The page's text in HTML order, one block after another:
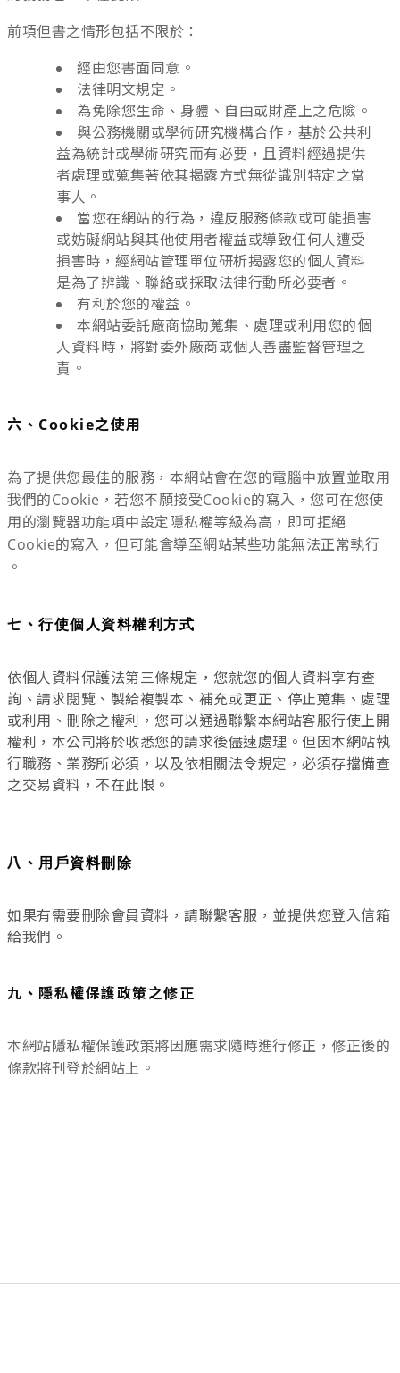
前項但書之情形包括不限於：
經由您書面同意。
法律明文規定。
為免除您生命、身體、自由或財產上之危險。
與公務機關或學術研究機構合作，基於公共利
益為統計或學術研究而有必要，且資料經過提供
者處理或蒐集著依其揭露方式無從識別特定之當
事人。
當您在網站的行為，違反服務條款或可能損害
或妨礙網站與其他使用者權益或導致任何人遭受
損害時，經網站管理單位研析揭露您的個人資料
是為了辨識、聯絡或採取法律行動所必要者。
有利於您的權益。
本網站委託廠商協助蒐集、處理或利用您的個
人資料時，將對委外廠商或個人善盡監督管理之
責。
六、Cookie之使用
為了提供您最佳的服務，本網站會在您的電腦中放置並取用
我們的Cookie，若您不願接受Cookie的寫入，您可在您使
用的瀏覽器功能項中設定隱私權等級為高，即可拒絕
Cookie的寫入，但可能會導至網站某些功能無法正常執行
。
七、 行使個人資料權利方式
依個人資料保護法第三條規定，您就您的個人資料享有查
詢、請求閱覽、製給複製本、補充或更正、停止蒐集、處理
或利用、刪除之權利，您可以通過聯繫本網站客服行使上開
權利，本公司將於收悉您的請求後儘速處理。但因本網站執
行職務、業務所必須，以及依相關法令規定，必須存擋備查
之交易資料，不在此限。
八、 用戶資料刪除
如果有需要刪除會員資料，請聯繫客服，並提供您登入信箱
給我們。
九、隱私權保護政策之修正
本網站隱私權保護政策將因應需求隨時進行修正，修正後的
條款將刊登於網站上。